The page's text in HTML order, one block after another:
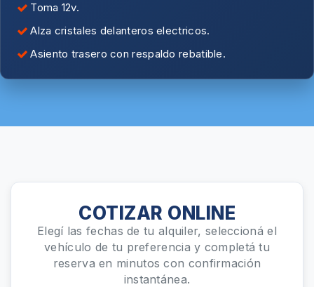
Toma 12v.
Alza cristales delanteros electricos.
Asiento trasero con respaldo rebatible.
COTIZAR ONLINE
Elegí las fechas de tu alquiler, seleccioná el
vehículo de tu preferencia y completá tu
reserva en minutos con confirmación
instantánea.